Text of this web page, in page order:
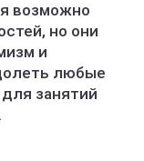
возможно
но они
и
любые
занятий